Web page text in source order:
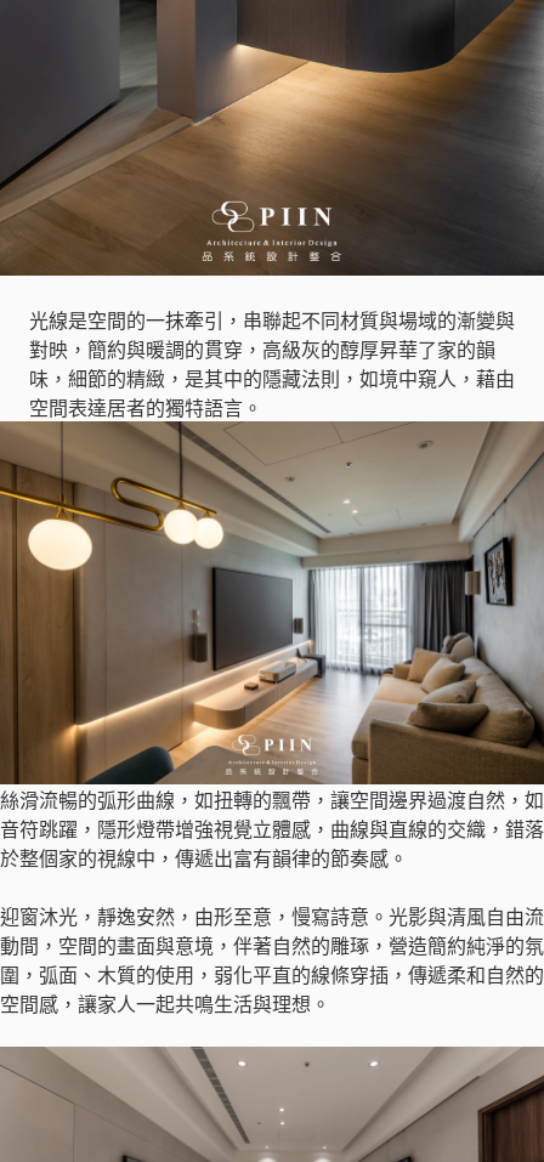
光線是空間的一抹牽引，串聯起不同材質與場域的漸變與
對映，簡約與暖調的貫穿，高級灰的醇厚昇華了家的韻
味，細節的精緻，是其中的隱藏法則，如境中窺人，藉由
空間表達居者的獨特語言。
絲滑流暢的弧形曲線，如扭轉的飄帶，讓空間邊界過渡自然，如
音符跳躍，隱形燈帶增強視覺立體感，曲線與直線的交織，錯落
於整個家的視線中，傳遞出富有韻律的節奏感。
迎窗沐光，靜逸安然，由形至意，慢寫詩意。光影與清風自由流
動間，空間的畫面與意境，伴著自然的雕琢，營造簡約純淨的氛
圍，弧面、木質的使用，弱化平直的線條穿插，傳遞柔和自然的
空間感，讓家人一起共鳴生活與理想。